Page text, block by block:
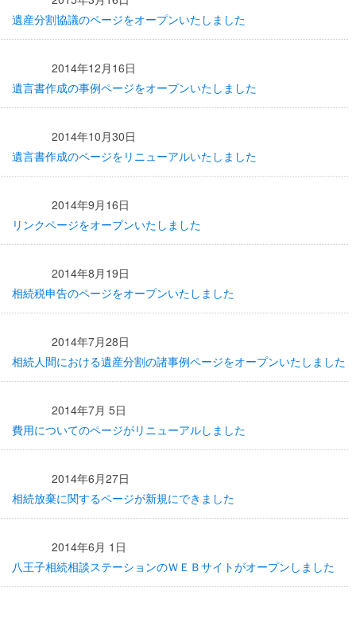
遺産分割協議のページをオープンいたしました
2014年12月16日
遺言書作成の事例ページをオープンいたしました
2014年10月30日
遺言書作成のページをリニューアルいたしました
2014年9月16日
リンクページをオープンいたしました
2014年8月19日
相続税申告のページをオープンいたしました
2014年7月28日
相続人間における遺産分割の諸事例ページをオープンいたしました
2014年7月 5日
費用についてのページがリニューアルしました
2014年6月27日
相続放棄に関するページが新規にできました
2014年6月 1日
八王子相続相談ステーションのＷＥＢサイトがオープンしました